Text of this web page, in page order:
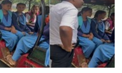
जनता का आभार जताने 11 अगस्त से वार्ड-वार